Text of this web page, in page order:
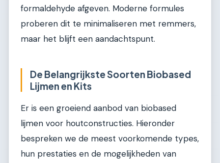
formaldehyde afgeven. Moderne formules
proberen dit te minimaliseren met remmers,
maar het blijft een aandachtspunt.
De Belangrijkste Soorten Biobased
Lijmen en Kits
Er is een groeiend aanbod van biobased
lijmen voor houtconstructies. Hieronder
bespreken we de meest voorkomende types,
hun prestaties en de mogelijkheden van